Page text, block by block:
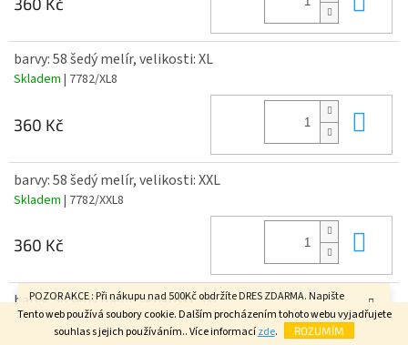
Tento web používá soubory cookie. Dalším procházením tohoto webu vyjadřujete
souhlas s jejich používáním.. Více informacízde. ROZUMÍM
POZOR AKCE : Při nákupu nad 500Kč obdržíte DRES ZDARMA. Napište
velikost do poznámky v závěrečném kroku objednávky. FAJN DEN.
360 Kč
barvy: 58 šedý melír, velikosti: XL
Skladem | 7782/XL8
360 Kč
barvy: 58 šedý melír, velikosti: XXL
Skladem | 7782/XXL8
360 Kč
barvy: 58 šedý melír, velikosti: 3XL
Skladem| 7782/3XL8